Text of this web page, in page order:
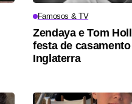
Famosos & TV
Zendaya e Tom
festa de
Inglaterra